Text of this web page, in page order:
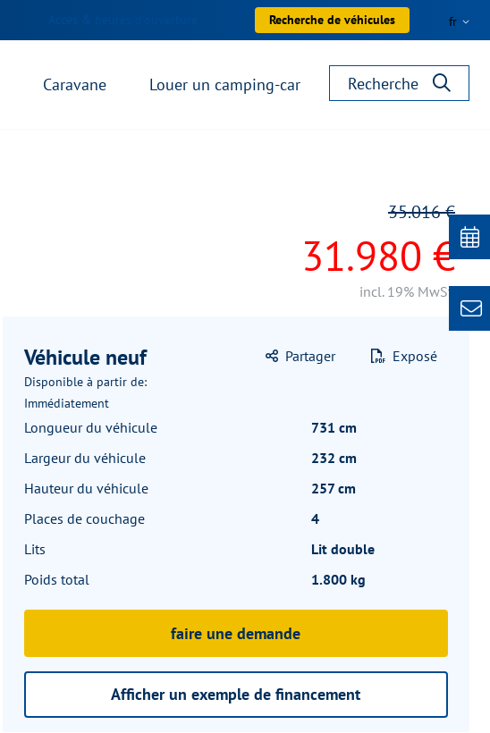
Recherche de véhicules fr
Caravane Louer un camping-car Recherche
31.980 €
35.016 €
incl. 19% MwSt.
Véhicule neuf
Disponible à partir de:
Immédiatement
Partager Exposé
Longueur du véhicule
731 cm
Largeur du véhicule
232 cm
Hauteur du véhicule
257 cm
Places de couchage
4
Lits
Lit double
Poids total
1.800 kg
faire une demande
Afficher un exemple de financement